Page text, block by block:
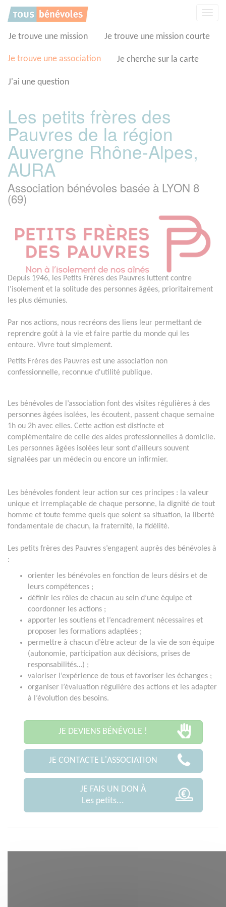
Je trouve une mission Je trouve une mission courte
Je trouve une association Je cherche sur la carte
J'ai une question
Les petits frères des
Pauvres de la région
Auvergne Rhône-Alpes,
AURA
Association bénévoles basée à LYON 8
(69)
Depuis 1946, les Petits Frères des Pauvres luttent contre
l'isolement et la solitude des personnes âgées, prioritairement
les plus démunies.
Par nos actions, nous recréons des liens leur permettant de
reprendre goût à la vie et faire partie du monde qui les
entoure. Vivre tout simplement.
Petits Frères des Pauvres est une association non
confessionnelle, reconnue d'utilité publique.
Les bénévoles de l’association font des visites régulières à des
personnes âgées isolées, les écoutent, passent chaque semaine
1h ou 2h avec elles. Cette action est distincte et
complémentaire de celle des aides professionnelles à domicile.
Les personnes âgées isolées leur sont d'ailleurs souvent
signalées par un médecin ou encore un infirmier.
Les bénévoles fondent leur action sur ces principes : la valeur
unique et irremplaçable de chaque personne, la dignité de tout
homme et toute femme quels que soient sa situation, la liberté
fondamentale de chacun, la fraternité, la fidélité.
Les petits frères des Pauvres s’engagent auprès des bénévoles à
:
orienter les bénévoles en fonction de leurs désirs et de
leurs compétences ;
définir les rôles de chacun au sein d’une équipe et
coordonner les actions ;
apporter les soutiens et l’encadrement nécessaires et
proposer les formations adaptées ;
permettre à chacun d’être acteur de la vie de son équipe
(autonomie, participation aux décisions, prises de
responsabilités…) ;
valoriser l’expérience de tous et favoriser les échanges ;
organiser l’évaluation régulière des actions et les adapter
à l’évolution des besoins.
JE DEVIENS BÉNÉVOLE !
JE CONTACTE L'ASSOCIATION
JE FAIS UN DON À
Les petits...
Panneau de gestion des cookies